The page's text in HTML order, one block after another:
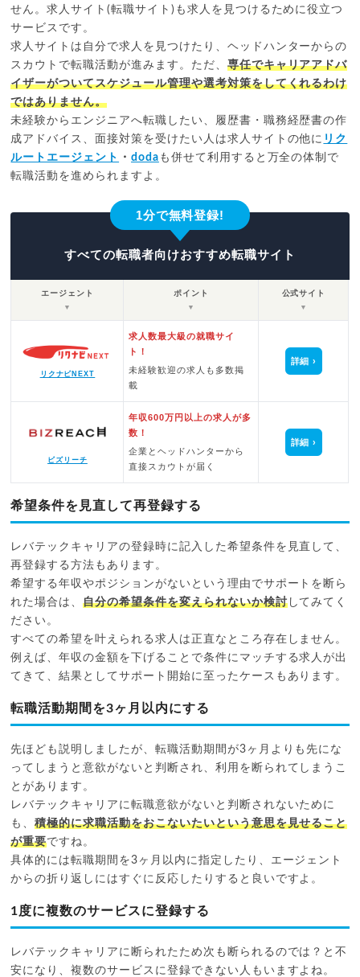
せん。求人サイト(転職サイト)も求人を見つけるために役立つ
サービスです。
求人サイトは自分で求人を見つけたり、ヘッドハンターからの
スカウトで転職活動が進みます。ただ、 専任でキャリアアドバ
イザーがついてスケジュール管理や選考対策をしてくれるわけ
ではありません。
未経験からエンジニアへ転職したい、履歴書・職務経歴書の作
成アドバイス、面接対策を受けたい人は求人サイトの他に リク
ルートエージェント
・doda も併せて利用すると万全の体制で
転職活動を進められますよ。
1分で無料登録!
すべての転職者向けおすすめ転職サイト
エージェント
▼
ポイント
▼
公式サイト
▼
リクナビNEXT
求人数最大級の就職サイ
ト！
未経験歓迎の求人も多数掲
載
詳細
ビズリーチ
年収600万円以上の求人が多
数！
企業とヘッドハンターから
直接スカウトが届く
詳細
希望条件を見直して再登録する
レバテックキャリアの登録時に記入した希望条件を見直して、
再登録する方法もあります。
希望する年収やポジションがないという理由でサポートを断ら
れた場合は、自分の希望条件を変えられないか検討してみてく
ださい。
すべての希望を叶えられる求人は正直なところ存在しません。
例えば、年収の金額を下げることで条件にマッチする求人が出
てきて、結果としてサポート開始に至ったケースもあります。
転職活動期間を3ヶ月以内にする
先ほども説明しましたが、転職活動期間が3ヶ月よりも先にな
ってしまうと意欲がないと判断され、利用を断られてしまうこ
とがあります。
レバテックキャリアに転職意欲がないと判断されないために
も、積極的に求職活動をおこないたいという意思を見せること
が重要ですね。
具体的には転職期間を3ヶ月以内に指定したり、エージェント
からの折り返しにはすぐに反応したりすると良いですよ。
1度に複数のサービスに登録する
レバテックキャリアに断られたため次も断られるのでは？と不
安になり、複数のサービスに登録できない人もいますよね。